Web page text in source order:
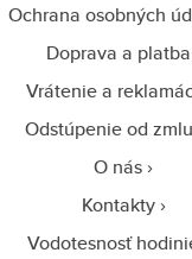
Ochrana osobných
Doprava a platba
Vrátenie a
Odstúpenie od
O nás
Kontakty
Vodotesnosť